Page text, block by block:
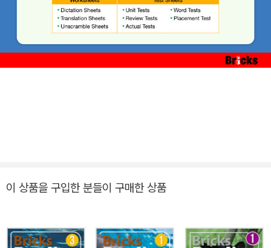
이 상품을 구입한 분들이 구매한 상품